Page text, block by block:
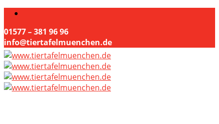
01577 – 381 96 96
info@tiertafelmuenchen.de